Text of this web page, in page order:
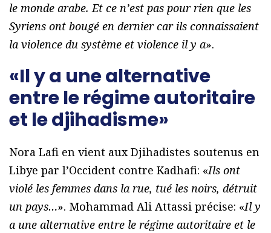
le monde arabe. Et ce n’est pas pour rien que les
Syriens ont bougé en dernier car ils connaissaient
la violence du système et violence il y a».
«Il y a une alternative
entre le régime autoritaire
et le djihadisme»
Nora Lafi en vient aux Djihadistes soutenus en
Libye par l’Occident contre Kadhafi: «Ils ont
violé les femmes dans la rue, tué les noirs, détruit
un pays…». Mohammad Ali Attassi précise: «Il y
a une alternative entre le régime autoritaire et le